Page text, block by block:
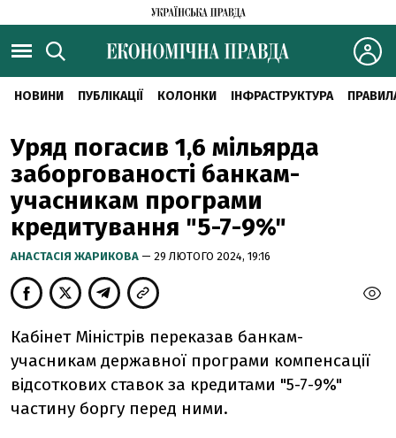
НОВИНИ ПУБЛІКАЦІЇ КОЛОНКИ ІНФРАСТРУКТУРА
Уряд погасив 1,6 мільярда
заборгованості банкам-
учасникам програми
кредитування "5-7-9%"
АНАСТАСІЯ ЖАРИКОВА — 29 ЛЮТОГО 2024, 19:16
Кабінет Міністрів переказав банкам-
учасникам державної програми компенсації
відсоткових ставок за кредитами "5-7-9%"
частину боргу перед ними.